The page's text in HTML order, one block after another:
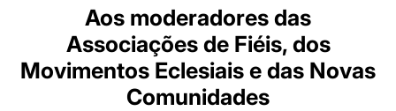
ESPAÑOL
DEUTSCH
POLSKI
Aos moderadores das
Associações de Fiéis, dos
Movimentos Eclesiais e das Novas
Comunidades